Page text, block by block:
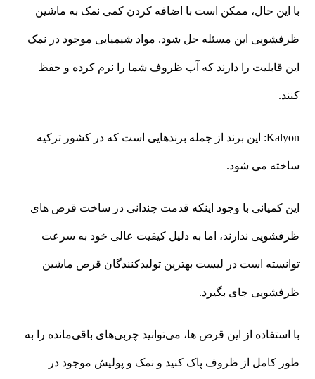
با این حال، ممکن است با اضافه کردن کمی نمک به ماشین
ظرفشویی این مسئله حل شود. مواد شیمیایی موجود در نمک
این قابلیت را دارند که آب ظروف شما را نرم کرده و حفظ
کنند.
Kalyon: این برند از جمله برندهایی است که در کشور ترکیه
ساخته می شود.
این کمپانی با وجود اینکه قدمت چندانی در ساخت قرص های
ظرفشویی ندارند، اما به دلیل کیفیت عالی خود به سرعت
توانسته است در لیست بهترین تولیدکنندگان قرص ماشین
ظرفشویی جای بگیرد.
با استفاده از این قرص ها، می‌توانید چربی‌های باقی‌مانده را به
طور کامل از ظروف پاک کنید و نمک و پولیش موجود در